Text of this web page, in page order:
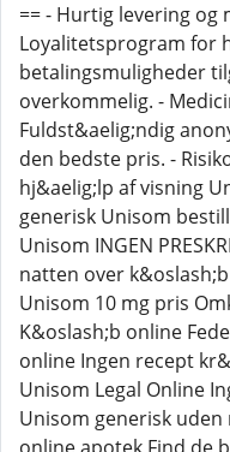
== - Hurtig levering og
Loyalitetsprogram for
betalingsmuligheder
overkommelig. -
Fuldst&aelig;ndig
den bedste pris. -
hj&aelig;lp af visning
generisk Unisom
Unisom INGEN
natten over
Unisom 10 mg pris
K&oslash;b online
online Ingen recept
Unisom Legal Online
Unisom generisk